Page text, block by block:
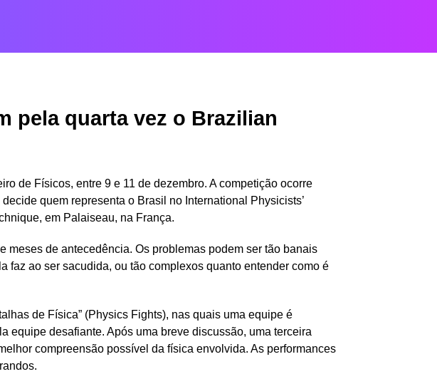
pela quarta vez o Brazilian
de Físicos, entre 9 e 11 de dezembro. A competição ocorre
quem representa o Brasil no International Physicists’
em Palaiseau, na França.
de antecedência. Os problemas podem ser tão banais
faz ao ser sacudida, ou tão complexos quanto entender como é
de Física” (Physics Fights), nas quais uma equipe é
equipe desafiante. Após uma breve discussão, uma terceira
compreensão possível da física envolvida. As performances